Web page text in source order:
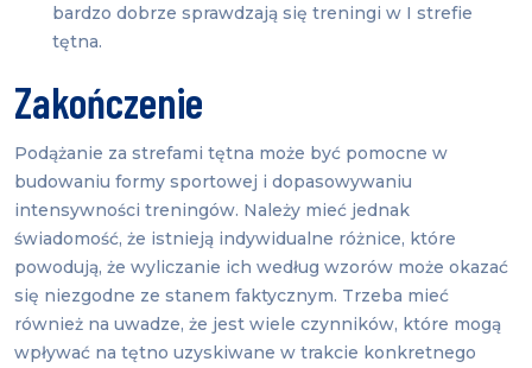
bardzo dobrze sprawdzają się treningi w I strefie
tętna.
Zakończenie
Podążanie za strefami tętna może być pomocne w
budowaniu formy sportowej i dopasowywaniu
intensywności treningów. Należy mieć jednak
świadomość, że istnieją indywidualne różnice, które
powodują, że wyliczanie ich według wzorów może okazać
się niezgodne ze stanem faktycznym. Trzeba mieć
również na uwadze, że jest wiele czynników, które mogą
wpływać na tętno uzyskiwane w trakcie konkretnego